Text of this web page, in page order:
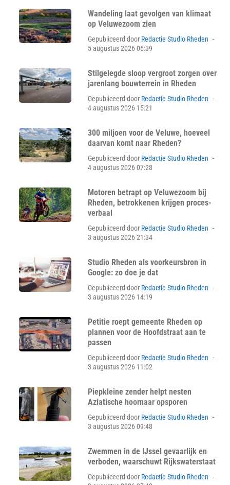
Wandeling laat gevolgen van klimaat
op Veluwezoom zien
Gepubliceerd door Redactie Studio Rheden
5 augustus 2026 06:39
Stilgelegde sloop vergroot zorgen over
jarenlang bouwterrein in Rheden
Gepubliceerd door Redactie Studio Rheden
4 augustus 2026 15:21
300 miljoen voor de Veluwe, hoeveel
daarvan komt naar Rheden?
Gepubliceerd door Redactie Studio Rheden
4 augustus 2026 07:28
Motoren betrapt op Veluwezoom bij
Rheden, betrokkenen krijgen proces-
verbaal
Gepubliceerd door Redactie Studio Rheden
3 augustus 2026 21:34
Studio Rheden als voorkeursbron in
Google: zo doe je dat
Gepubliceerd door Redactie Studio Rheden
3 augustus 2026 14:19
Petitie roept gemeente Rheden op
plannen voor de Hoofdstraat aan te
passen
Gepubliceerd door Redactie Studio Rheden
3 augustus 2026 11:02
Piepkleine zender helpt nesten
Aziatische hoornaar opsporen
Gepubliceerd door Redactie Studio Rheden
3 augustus 2026 09:48
Zwemmen in de IJssel gevaarlijk en
verboden, waarschuwt Rijkswaterstaat
Gepubliceerd door Redactie Studio Rheden